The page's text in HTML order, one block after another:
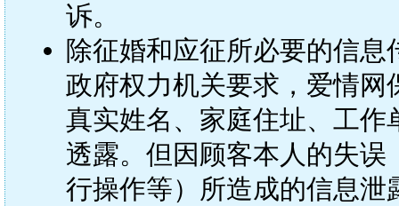
诉。
除征婚和应征所必要的信
政府权力机关要求，爱情
真实姓名、家庭住址、工
透露。但因顾客本人的失
行操作等）所造成的信息泄